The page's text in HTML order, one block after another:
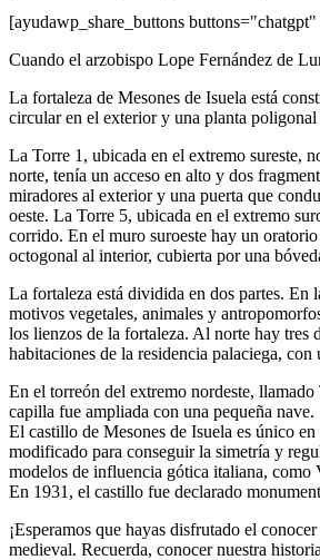
[ayudawp_share_buttons
Cuando el arzobispo Lope Fernández de
La fortaleza de Mesones de Isuela está
circular en el exterior y una planta poligonal
La Torre 1, ubicada en el extremo sureste,
norte, tenía un acceso en alto y dos
miradores al exterior y una puerta que
oeste. La Torre 5, ubicada en el extremo
corrido. En el muro suroeste hay un
octogonal al interior, cubierta por una
La fortaleza está dividida en dos partes. En
motivos vegetales, animales y
los lienzos de la fortaleza. Al norte hay tres
habitaciones de la residencia palaciega,
En el torreón del extremo nordeste,
capilla fue ampliada con una pequeña nave.
El castillo de Mesones de Isuela es único
modificado para conseguir la simetría y
modelos de influencia gótica italiana, como
En 1931, el castillo fue declarado
¡Esperamos que hayas disfrutado el
medieval. Recuerda, conocer nuestra